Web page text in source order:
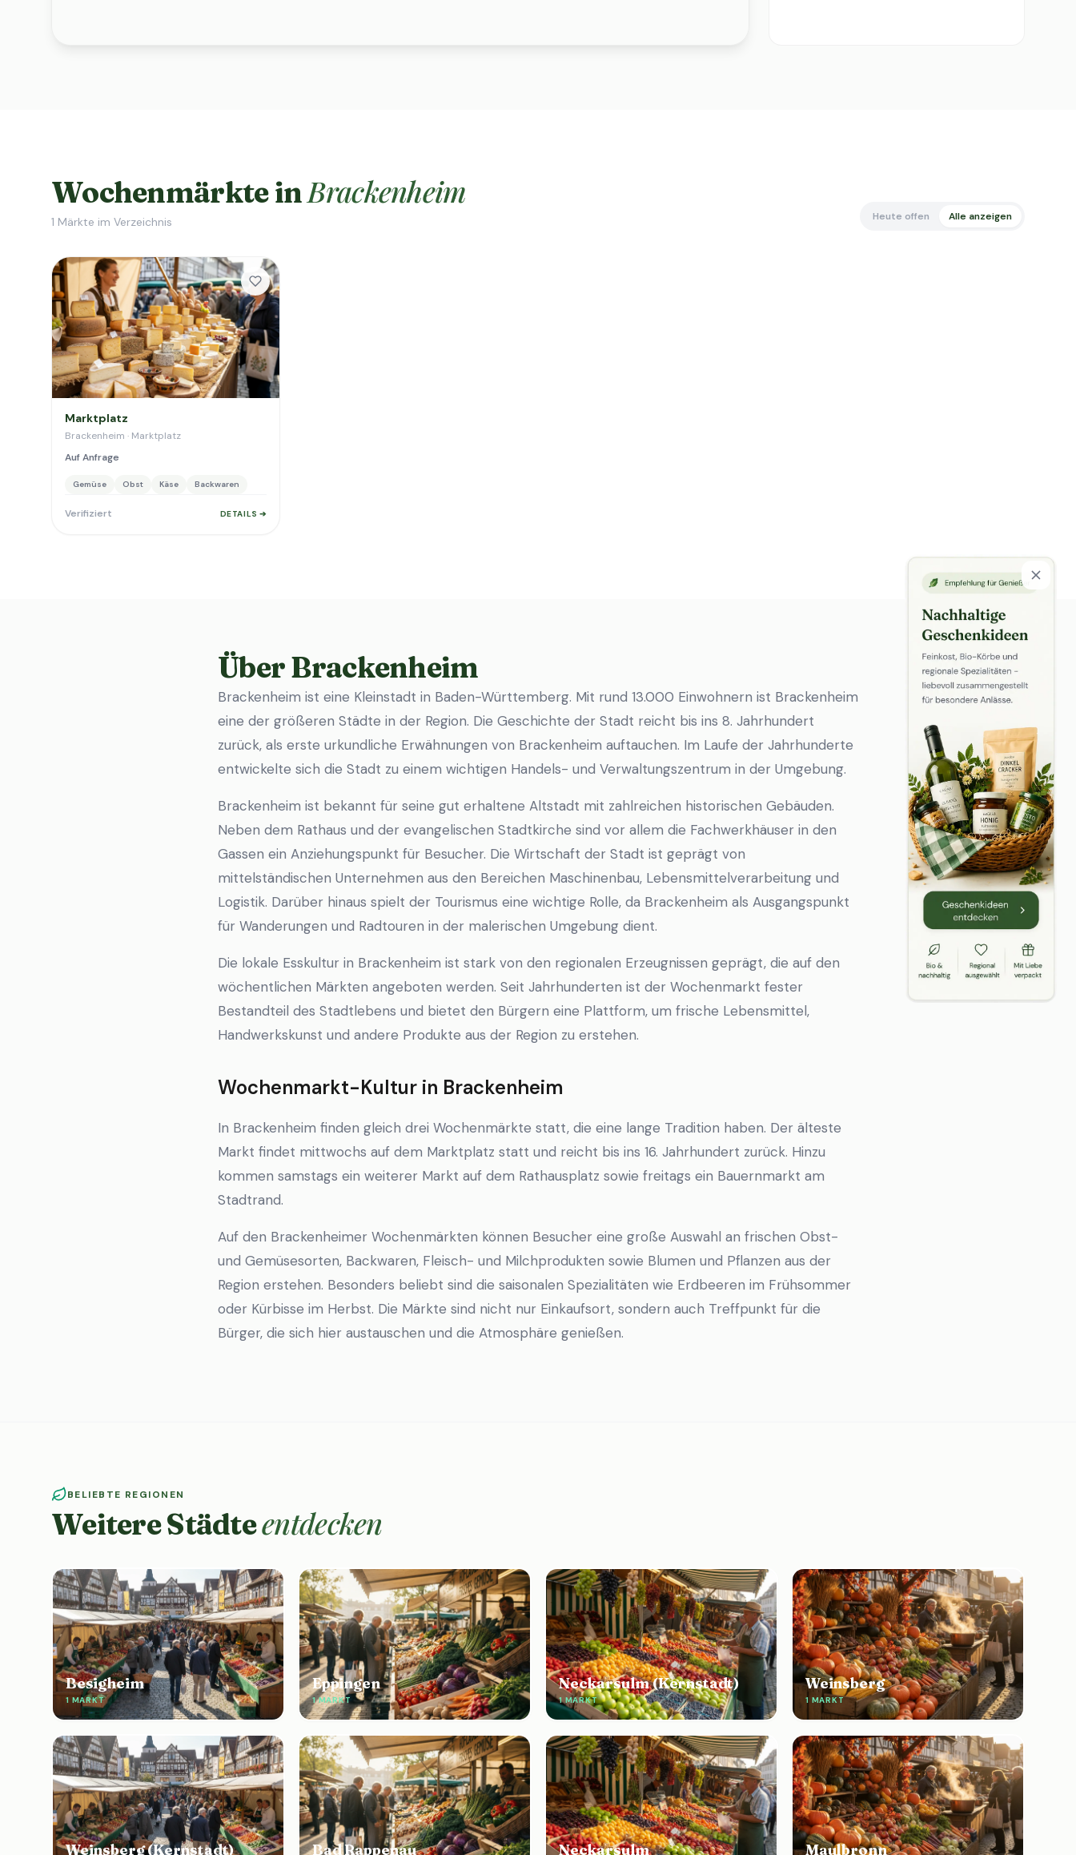
Wochenmärkte inBrackenheim
1 Märkte im Verzeichnis Heute offen Alle anzeigen
Marktplatz
Brackenheim · Marktplatz
Auf Anfrage
Gemüse Obst Käse Backwaren
Verifiziert DETAILS ➔
Über Brackenheim
Brackenheim ist eine Kleinstadt in Baden-Württemberg. Mit rund 13.000 Einwohnern ist Brackenheim
eine der größeren Städte in der Region. Die Geschichte der Stadt reicht bis ins 8. Jahrhundert
zurück, als erste urkundliche Erwähnungen von Brackenheim auftauchen. Im Laufe der Jahrhunderte
entwickelte sich die Stadt zu einem wichtigen Handels- und Verwaltungszentrum in der Umgebung.
Brackenheim ist bekannt für seine gut erhaltene Altstadt mit zahlreichen historischen Gebäuden.
Neben dem Rathaus und der evangelischen Stadtkirche sind vor allem die Fachwerkhäuser in den
Gassen ein Anziehungspunkt für Besucher. Die Wirtschaft der Stadt ist geprägt von
mittelständischen Unternehmen aus den Bereichen Maschinenbau, Lebensmittelverarbeitung und
Logistik. Darüber hinaus spielt der Tourismus eine wichtige Rolle, da Brackenheim als Ausgangspunkt
für Wanderungen und Radtouren in der malerischen Umgebung dient.
Die lokale Esskultur in Brackenheim ist stark von den regionalen Erzeugnissen geprägt, die auf den
wöchentlichen Märkten angeboten werden. Seit Jahrhunderten ist der Wochenmarkt fester
Bestandteil des Stadtlebens und bietet den Bürgern eine Plattform, um frische Lebensmittel,
Handwerkskunst und andere Produkte aus der Region zu erstehen.
Wochenmarkt-Kultur in Brackenheim
In Brackenheim finden gleich drei Wochenmärkte statt, die eine lange Tradition haben. Der älteste
Markt findet mittwochs auf dem Marktplatz statt und reicht bis ins 16. Jahrhundert zurück. Hinzu
kommen samstags ein weiterer Markt auf dem Rathausplatz sowie freitags ein Bauernmarkt am
Stadtrand.
Auf den Brackenheimer Wochenmärkten können Besucher eine große Auswahl an frischen Obst-
und Gemüsesorten, Backwaren, Fleisch- und Milchprodukten sowie Blumen und Pflanzen aus der
Region erstehen. Besonders beliebt sind die saisonalen Spezialitäten wie Erdbeeren im Frühsommer
oder Kürbisse im Herbst. Die Märkte sind nicht nur Einkaufsort, sondern auch Treffpunkt für die
Bürger, die sich hier austauschen und die Atmosphäre genießen.
BELIEBTE REGIONEN
Weitere Städteentdecken
Besigheim
1 MARKT
Eppingen
1 MARKT
Neckarsulm (Kernstadt)
1 MARKT
Weinsberg
1 MARKT
Weinsberg (Kernstadt) Bad Rappenau Neckarsulm Maulbronn